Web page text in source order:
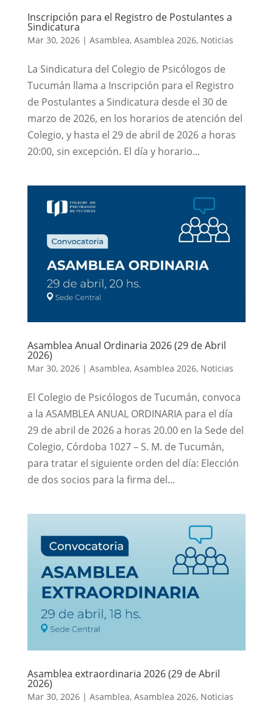
Inscripción para el Registro de Postulantes a
Sindicatura
Mar 30, 2026| Asamblea, Asamblea 2026, Noticias
La Sindicatura del Colegio de Psicólogos de
Tucumán llama a Inscripción para el Registro
de Postulantes a Sindicatura desde el 30 de
marzo de 2026, en los horarios de atención del
Colegio, y hasta el 29 de abril de 2026 a horas
20:00, sin excepción. El día y horario...
Asamblea Anual Ordinaria 2026 (29 de Abril
2026)
Mar 30, 2026| Asamblea, Asamblea 2026, Noticias
El Colegio de Psicólogos de Tucumán, convoca
a la ASAMBLEA ANUAL ORDINARIA para el día
29 de abril de 2026 a horas 20.00 en la Sede del
Colegio, Córdoba 1027 – S. M. de Tucumán,
para tratar el siguiente orden del día: Elección
de dos socios para la firma del...
Asamblea extraordinaria 2026 (29 de Abril
2026)
Mar 30, 2026| Asamblea, Asamblea 2026, Noticias